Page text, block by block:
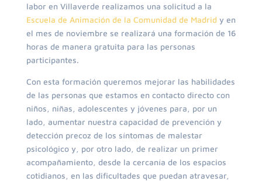
labor en Villaverde realizamos una solicitud a la
Escuela de Animación de la Comunidad de Madridy en
el mes de noviembre se realizará una formación de 16
horas de manera gratuita para las personas
participantes.
Con esta formación queremos mejorar las habilidades
de las personas que estamos en contacto directo con
niños, niñas, adolescentes y jóvenes para, por un
lado, aumentar nuestra capacidad de prevención y
detección precoz de los síntomas de malestar
psicológico y, por otro lado, de realizar un primer
acompañamiento, desde la cercanía de los espacios
cotidianos, en las dificultades que puedan atravesar,